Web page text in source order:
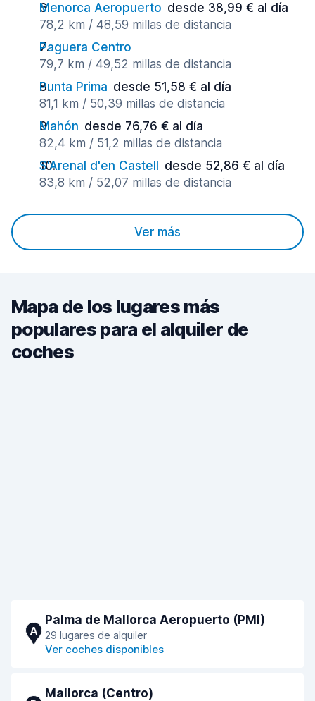
Menorca Aeropuerto desde 38,99 € al día
78,2 km / 48,59 millas de distancia
Paguera Centro
79,7 km / 49,52 millas de distancia
Punta Prima desde 51,58 € al día
81,1 km / 50,39 millas de distancia
Mahón desde 76,76 € al día
82,4 km / 51,2 millas de distancia
S'Arenal d'en Castell
desde 52,86 € al día
83,8 km / 52,07 millas de distancia
Ver más
Mapa de los lugares más
populares para el alquiler de
coches
A
Palma de Mallorca Aeropuerto (PMI)
29 lugares de alquiler
Ver coches disponibles
Mallorca (Centro)